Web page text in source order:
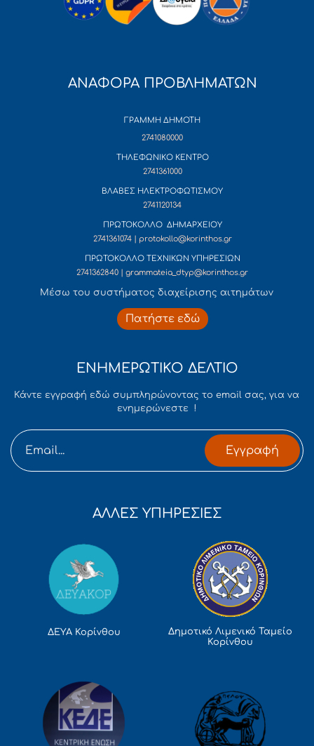
ΑΝΑΦΟΡΑ ΠΡΟΒΛΗΜΑΤΩΝ
ΓΡΑΜΜΗ ΔΗΜΟΤΗ
2741080000
ΤΗΛΕΦΩΝΙΚΟ ΚΕΝΤΡΟ
2741361000
ΒΛΑΒΕΣ ΗΛΕΚΤΡΟΦΩΤΙΣΜΟΥ
2741120134
ΠΡΩΤΟΚΟΛΛΟ ΔΗΜΑΡΧΕΙΟΥ
2741361074 | protokollo@korinthos.gr
ΠΡΩΤΟΚΟΛΛΟ ΤΕΧΝΙΚΩΝ ΥΠΗΡΕΣΙΩΝ
2741362840 | grammateia_dtyp@korinthos.gr
Mέσω του συστήματος διαχείρισης αιτημάτων
Πατήστε εδώ
ΕΝΗΜΕΡΩΤΙΚΟ ΔΕΛΤΙΟ
Κάντε εγγραφή εδώ συμπληρώνοντας το email σας, για να
ενημερώνεστε !
Εγγραφή
ΑΛΛΕΣ ΥΠΗΡΕΣΙΕΣ
ΔΕΥΑ Κορίνθου
Δημοτικό Λιμενικό Ταμείο
Κορίνθου